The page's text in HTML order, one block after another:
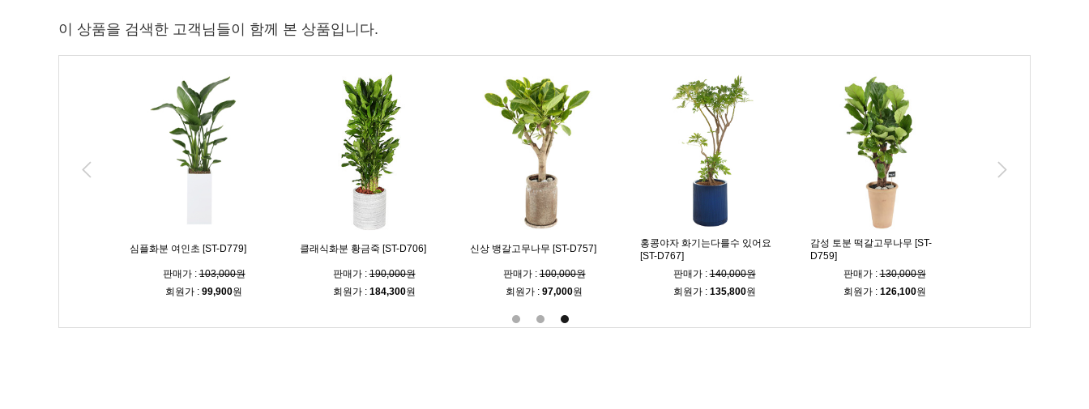
이 상품을 검색한 고객님들이 함께 본 상품입니다.
심플화분 여인초 [ST-D779]
판매가 :103,000원
회원가 : 99,900원
클래식화분 황금죽 [ST-D706]
판매가 :190,000원
회원가 : 184,300원
신상 뱅갈고무나무 [ST-D757]
판매가 :100,000원
회원가 : 97,000원
홍콩야자 화기는다를수 있어요
[ST-D767]
판매가 :140,000원
회원가 : 135,800원
감성 토분 떡갈고무나무 [ST-
D759]
판매가 :130,000원
회원가 : 126,100원